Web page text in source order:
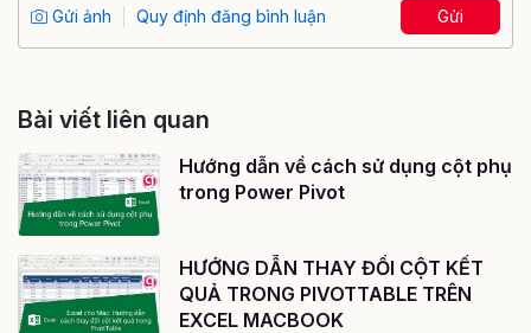
Gửi ảnh Quy định đăng bình luận Gửi
Bài viết liên quan
Hướng dẫn về cách sử dụng cột phụ
trong Power Pivot
HƯỚNG DẪN THAY ĐỔI CỘT KẾT
QUẢ TRONG PIVOTTABLE TRÊN
EXCEL MACBOOK